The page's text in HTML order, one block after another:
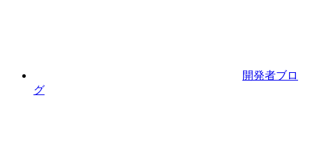
開発者ブロ
グ